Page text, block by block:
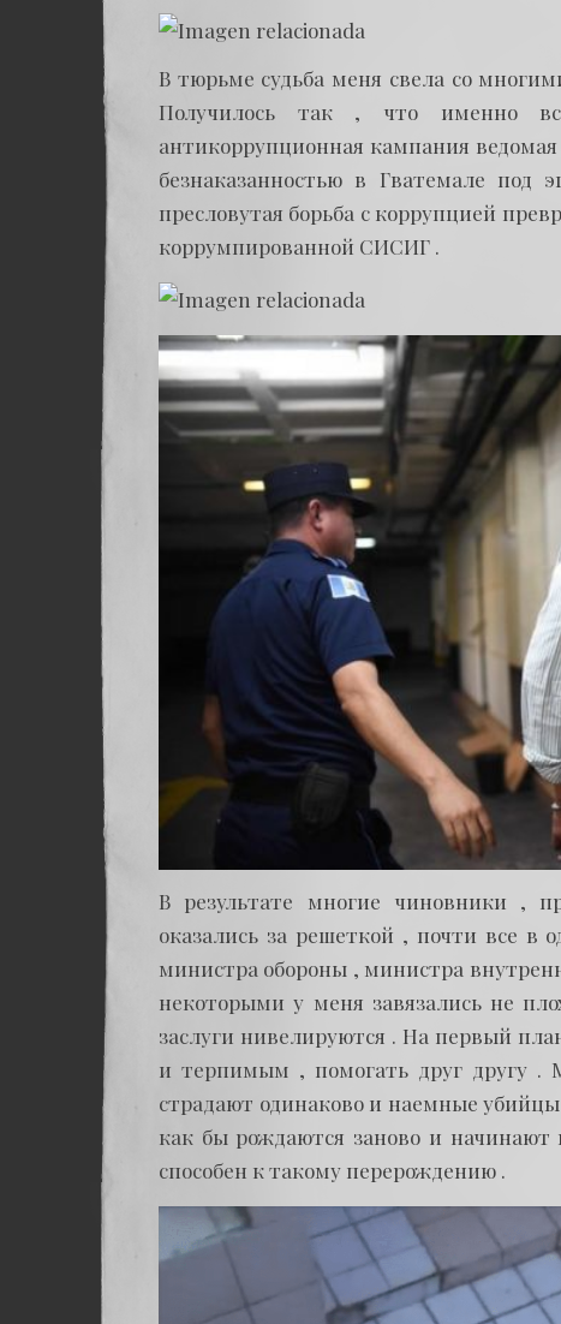
В тюрьме судьба меня свела со
Получилось так , что именно
антикоррупционная кампания
безнаказанностью в Гватемале
пресловутая борьба с коррупцией
коррумпированной СИСИГ .
В результате многие чиновники ,
оказались за решеткой , почти все
министра обороны , министра
некоторыми у меня завязались не
заслуги нивелируются . На первый
и терпимым , помогать друг другу .
страдают одинаково и наемные
как бы рождаются заново и
способен к такому перерождению .